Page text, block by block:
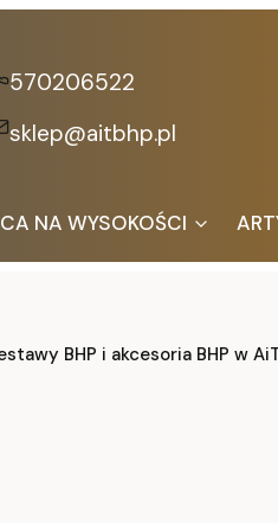
570206522
sklep@aitbhp.pl
NA WYSOKOŚCI
BHP i akcesoria BHP w